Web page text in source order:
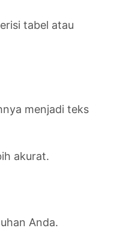
tabel atau
menjadi teks
akurat.
Anda.